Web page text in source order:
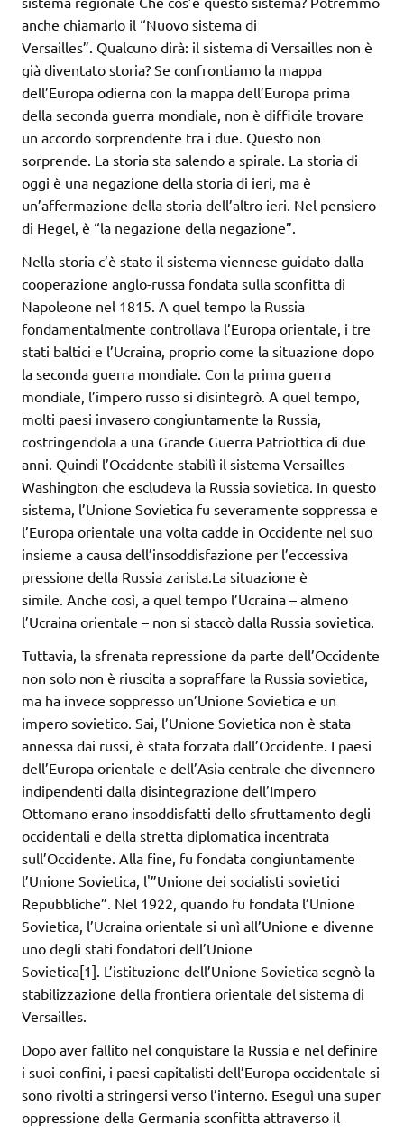
anche chiamarlo il “Nuovo sistema di
Versailles”. Qualcuno dirà: il sistema di Versailles non è
già diventato storia? Se confrontiamo la mappa
dell’Europa odierna con la mappa dell’Europa prima
della seconda guerra mondiale, non è difficile trovare
un accordo sorprendente tra i due. Questo non
sorprende. La storia sta salendo a spirale. La storia di
oggi è una negazione della storia di ieri, ma è
un’affermazione della storia dell’altro ieri. Nel pensiero
di Hegel, è “la negazione della negazione”.
Nella storia c’è stato il sistema viennese guidato dalla
cooperazione anglo-russa fondata sulla sconfitta di
Napoleone nel 1815. A quel tempo la Russia
fondamentalmente controllava l’Europa orientale, i tre
stati baltici e l’Ucraina, proprio come la situazione dopo
la seconda guerra mondiale. Con la prima guerra
mondiale, l’impero russo si disintegrò. A quel tempo,
molti paesi invasero congiuntamente la Russia,
costringendola a una Grande Guerra Patriottica di due
anni. Quindi l’Occidente stabilì il sistema Versailles-
Washington che escludeva la Russia sovietica. In questo
sistema, l’Unione Sovietica fu severamente soppressa e
l’Europa orientale una volta cadde in Occidente nel suo
insieme a causa dell’insoddisfazione per l’eccessiva
pressione della Russia zarista.La situazione è
simile. Anche così, a quel tempo l’Ucraina – almeno
l’Ucraina orientale – non si staccò dalla Russia sovietica.
Tuttavia, la sfrenata repressione da parte dell’Occidente
non solo non è riuscita a sopraffare la Russia sovietica,
ma ha invece soppresso un’Unione Sovietica e un
impero sovietico. Sai, l’Unione Sovietica non è stata
annessa dai russi, è stata forzata dall’Occidente. I paesi
dell’Europa orientale e dell’Asia centrale che divennero
indipendenti dalla disintegrazione dell’Impero
Ottomano erano insoddisfatti dello sfruttamento degli
occidentali e della stretta diplomatica incentrata
sull’Occidente. Alla fine, fu fondata congiuntamente
l’Unione Sovietica, l'”Unione dei socialisti sovietici
Repubbliche”. Nel 1922, quando fu fondata l’Unione
Sovietica, l’Ucraina orientale si unì all’Unione e divenne
uno degli stati fondatori dell’Unione
Sovietica[1]. L’istituzione dell’Unione Sovietica segnò la
stabilizzazione della frontiera orientale del sistema di
Versailles.
Dopo aver fallito nel conquistare la Russia e nel definire
i suoi confini, i paesi capitalisti dell’Europa occidentale si
sono rivolti a stringersi verso l’interno. Eseguì una super
oppressione della Germania sconfitta attraverso il